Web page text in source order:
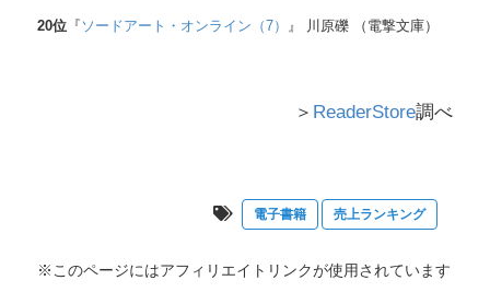
20位 『 ソードアート・オンライン（7） 』 川原礫 （電撃文庫）
＞ ReaderStore調べ
電子書籍 売上ランキング
※このページにはアフィリエイトリンクが使用されています